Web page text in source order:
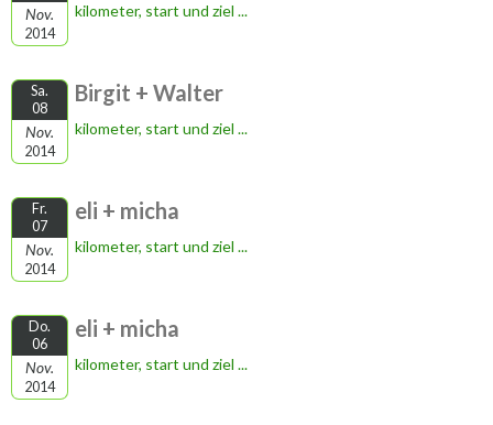
Nov.
2014
kilometer, start und ziel ...
Sa.
08
Nov.
2014
Birgit + Walter
kilometer, start und ziel ...
Fr.
07
Nov.
2014
eli + micha
kilometer, start und ziel ...
Do.
06
Nov.
2014
eli + micha
kilometer, start und ziel ...